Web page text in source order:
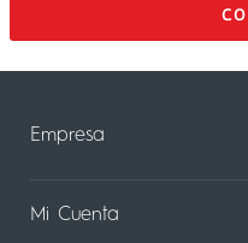
Empresa
Sobre Nosotros
Mi Cuenta